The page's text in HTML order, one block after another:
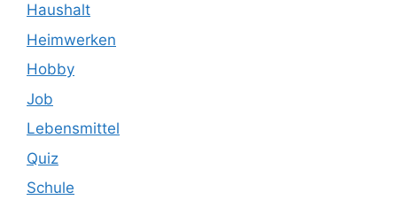
Haushalt
Heimwerken
Hobby
Job
Lebensmittel
Quiz
Schule